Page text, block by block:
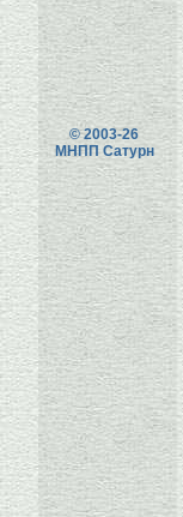
© 2003-26
МНПП Сатурн